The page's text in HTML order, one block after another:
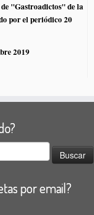
"Gastroadictos" de la
por el periódico 20
2019
por email?